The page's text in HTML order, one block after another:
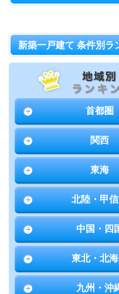
新築一戸建て 条件別ラ
首都圏
関西
東海
北陸・甲
中国・四
東北・北
九州・沖